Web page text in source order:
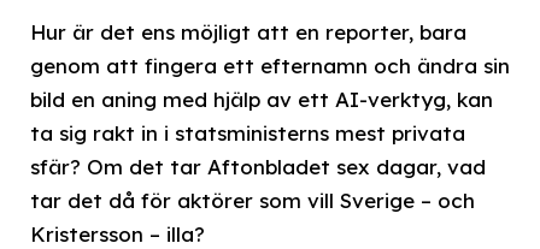
Hur är det ens möjligt att en reporter, bara
genom att fingera ett efternamn och ändra sin
bild en aning med hjälp av ett AI-verktyg, kan
ta sig rakt in i statsministerns mest privata
sfär? Om det tar Aftonbladet sex dagar, vad
tar det då för aktörer som vill Sverige – och
Kristersson – illa?